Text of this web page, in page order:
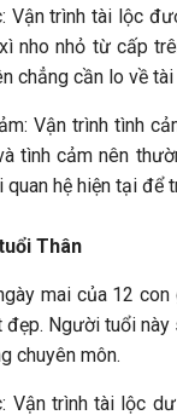
Vận trình tài lộc
nho nhỏ từ cấp
chẳng cần lo về tài
Vận trình tình
tình cảm nên
quan hệ hiện tại để
Thân
mai của 12
Người tuổi này
chuyên môn.
Vận trình tài lộc